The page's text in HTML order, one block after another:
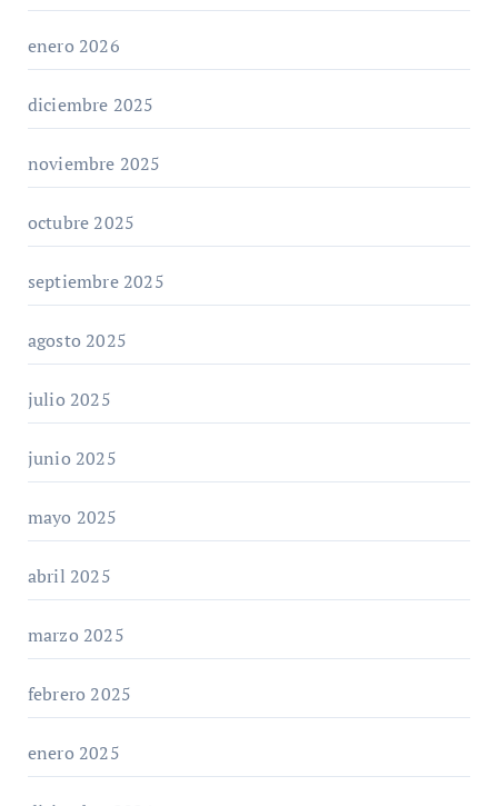
enero 2026
diciembre 2025
noviembre 2025
octubre 2025
septiembre 2025
agosto 2025
julio 2025
junio 2025
mayo 2025
abril 2025
marzo 2025
febrero 2025
enero 2025